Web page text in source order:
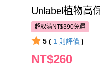
Unlabel植物高
超取滿NT$390免運
5 ( 1 則評價 )
NT$260